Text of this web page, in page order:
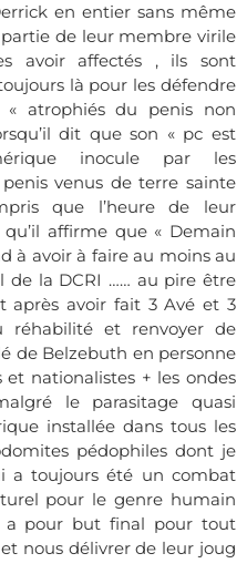
en entier sans même
partie de leur membre virile
avoir affectés , ils sont
là pour les défendre
« atrophiés du penis non
dit que son « pc est
inocule par les
venus de terre sainte
que l’heure de leur
affirme que « Demain
à avoir à faire au moins au
de la DCRI …… au pire être
après avoir fait 3 Avé et 3
réhabilité et renvoyer de
de Belzebuth en personne
et nationalistes + les ondes
le parasitage quasi
installée dans tous les
pédophiles dont je
a toujours été un combat
pour le genre humain
a pour but final pour tout
nous délivrer de leur joug